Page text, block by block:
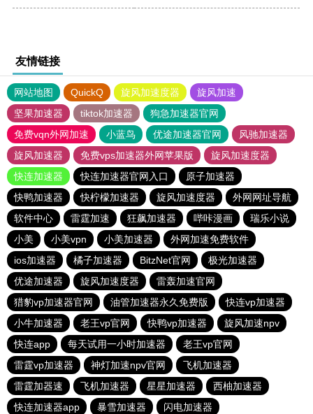
友情链接
网站地图 QuickQ 旋风加速度器
旋风加速
坚果加速器
tiktok加速器
狗急加速器官网
免费vqn外网加速
小蓝鸟 优途加速器官网
风驰加速器
旋风加速器
免费vps加速器外网苹果版
旋风加速度器
快连加速器
快连加速器官网入口
原子加速器
快鸭加速器
快柠檬加速器 旋风加速度器
外网网址导航
软件中心
雷霆加速 狂飙加速器 哔咔漫画
瑞乐小说
小美
小美vpn 小美加速器
外网加速免费软件
ios加速器
橘子加速器 BitzNet官网
极光加速器
优途加速器
旋风加速度器
雷轰加速官网
猎豹vp加速器官网
油管加速器永久免费版
快连vp加速器
小牛加速器
老王vp官网 快鸭vp加速器
旋风加速npv
快连app
每天试用一小时加速器
老王vp官网
雷霆vp加速器
神灯加速npv官网
飞机加速器
雷霆加器速
飞机加速器 星星加速器
西柚加速器
快连加速器app
暴雪加速器 闪电加速器